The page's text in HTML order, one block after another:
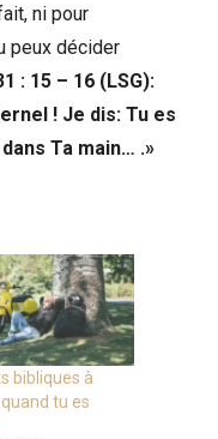
ni pour
peux décider
: 15 – 16 (LSG):
! Je dis: Tu es
Ta main… .»
bibliques à
tu es